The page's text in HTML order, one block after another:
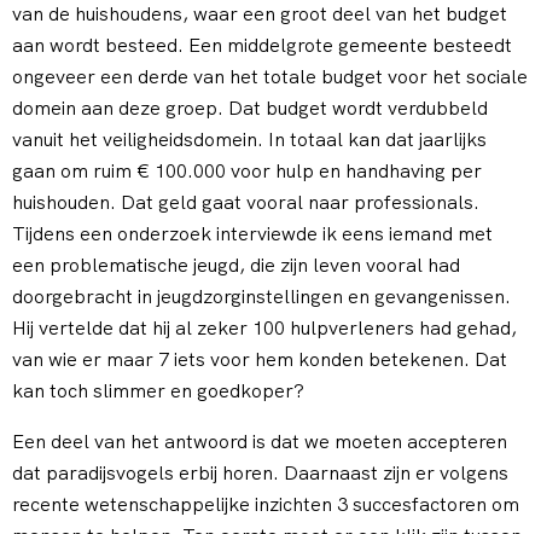
van de huishoudens, waar een groot deel van het budget
aan wordt besteed. Een middelgrote gemeente besteedt
ongeveer een derde van het totale budget voor het sociale
domein aan deze groep. Dat budget wordt verdubbeld
vanuit het veiligheidsdomein. In totaal kan dat jaarlijks
gaan om ruim € 100.000 voor hulp en handhaving per
huishouden. Dat geld gaat vooral naar professionals.
Tijdens een onderzoek interviewde ik eens iemand met
een problematische jeugd, die zijn leven vooral had
doorgebracht in jeugdzorginstellingen en gevangenissen.
Hij vertelde dat hij al zeker 100 hulpverleners had gehad,
van wie er maar 7 iets voor hem konden betekenen. Dat
kan toch slimmer en goedkoper?
Een deel van het antwoord is dat we moeten accepteren
dat paradijsvogels erbij horen. Daarnaast zijn er volgens
recente wetenschappelijke inzichten 3 succesfactoren om